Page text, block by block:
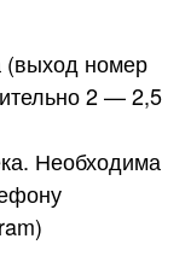
(выход номер
2 — 2,5
Необходима